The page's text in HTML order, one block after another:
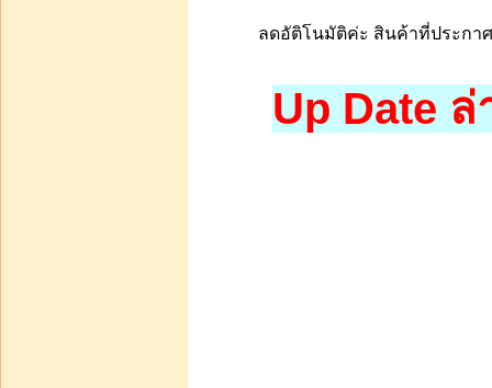
ลดอัติโนมัติค่ะ สินค้าที่ประกา
Up Date